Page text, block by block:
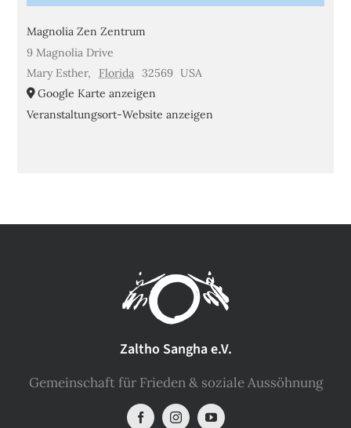
Magnolia Zen Zentrum
9 Magnolia Drive
Mary Esther, Florida 32569 USA
Google Karte anzeigen
Veranstaltungsort-Website anzeigen
Zaltho Sangha e.V.
Gemeinschaft für Frieden & soziale Aussöhnung